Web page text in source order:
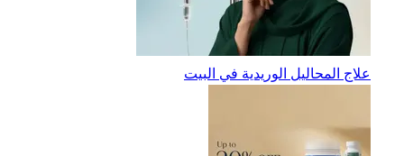
علاج المحاليل الوريدية في البيت